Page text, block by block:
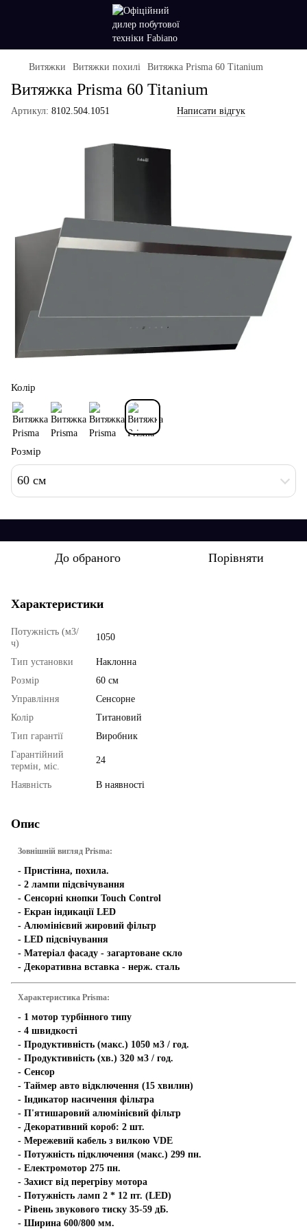
Витяжки Витяжки похилі Витяжка Prisma 60 Titanium
Витяжка Prisma 60 Titanium
Артикул: 8102.504.1051 Написати відгук
Колір
Розмір
60 см
До обраного Порівняти
Характеристики
Потужність (м3/
ч)
1050
Тип установки
Наклонна
Розмір
60 см
Управління
Сенсорне
Колір
Титановий
Тип гарантії
Виробник
Гарантійний
термін, міс.
24
Наявність В наявності
Опис
Зовнішній вигляд Prisma:
- Пристінна, похила.
- 2 лампи підсвічування
- Сенсорні кнопки Touch Control
- Екран індикації LED
- Алюмінієвий жировий фільтр
- LED підсвічування
- Матеріал фасаду - загартоване скло
- Декоративна вставка - нерж. сталь
Характеристика Prisma:
- 1 мотор турбінного типу
- 4 швидкості
- Продуктивність (макс.) 1050 м3 / год.
- Продуктивність (хв.) 320 м3 / год.
- Сенсор
- Таймер авто відключення (15 хвилин)
- Індикатор насичення фільтра
- П'ятишаровий алюмінієвий фільтр
- Декоративний короб: 2 шт.
- Мережевий кабель з вилкою VDE
- Потужність підключення (макс.) 299 пн.
- Електромотор 275 пн.
- Захист від перегріву мотора
- Потужність ламп 2 * 12 пт. (LED)
- Рівень звукового тиску 35-59 дБ.
- Ширина 600/800 мм.